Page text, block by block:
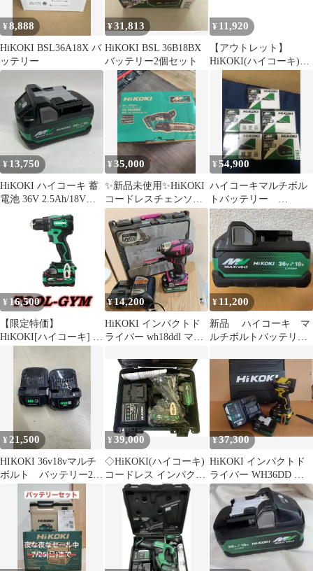
¥8,888
HiKOKI BSL36A18X バ
ッテリー
¥31,813
HiKOKI BSL 36B18BX
バッテリー2個セット
¥ 11,920
【アウトレット】
HiKOKI(ハイコーキ)
UP18DA (NN)
14.4V/18V 充電式 空気
入れ 本体のみ アグレッ
シブグリーン 1台
¥ 13,750
HiKOKI ハイコーキ 蓄
電池 36V 2.5Ah/18V
5.0Ah BSL36A18X 未使
¥35,000
✨️新品未使用✨️HiKOKI
コードレスチェンソー
CS3625DC 本体
¥54,900
ハイコーキマルチボル
トバッテリー
BSL36A18X、新品、５
個
¥ 16,500
【限定特価】
HiKOKI[ハイコーキ] マ
レスドライバドリル
DS18DE(NN) 本体
¥14,200
HiKOKI インパクトド
ライバー wh18ddl マル
¥ 11,200
新品 ハイコーキ マ
ルチボルトバッテリ
¥ 21,500
HIKOKI 36v18vマルチ
ボルト バッテリー2個
¥39,000
◇HiKOKI(ハイコーキ)
コードレス インパクト
ドライバ WH18DC セッ
ト品(本体・
BSL36A18X×2個・充電
器 UC 18YSL3 ) ストロ
ングブラック
¥37,300
HiKOKI インパクトド
ライバー WH36DD 本
体 バッテリー 充電器